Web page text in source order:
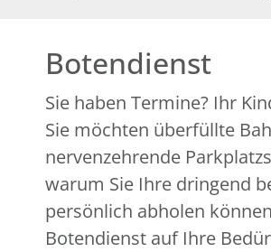
Botendienst
Sie haben Termine? Ihr
Sie möchten überfüllte
nervenzehrende
warum Sie Ihre dringend
persönlich abholen
Botendienst auf Ihre
pharmazeutische
weitere Fragen? Unser LINDA